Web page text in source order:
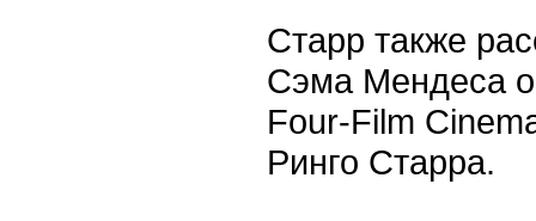
Старр также
Сэма Мендеса о
Four-Film
Ринго Старра.